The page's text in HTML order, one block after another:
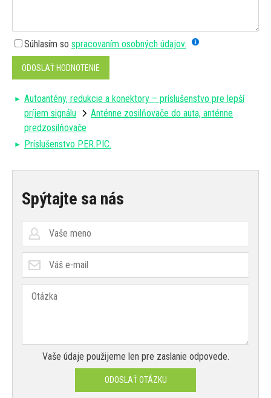
Súhlasím so spracovaním osobných údajov.
ODOSLAŤ HODNOTENIE
Autoantény, redukcie a konektory – príslušenstvo pre lepší
príjem signálu
Anténne zosilňovače do auta, anténne
predzosilňovače
Príslušenstvo PER.PIC.
Spýtajte sa nás
Vaše údaje použijeme len pre zaslanie odpovede.
ODOSLAŤ OTÁZKU